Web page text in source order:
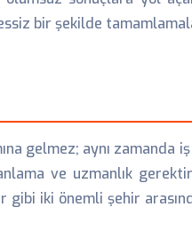
bir şekilde
gelmez; aynı zamanda
ve uzmanlık
gibi iki önemli şehir